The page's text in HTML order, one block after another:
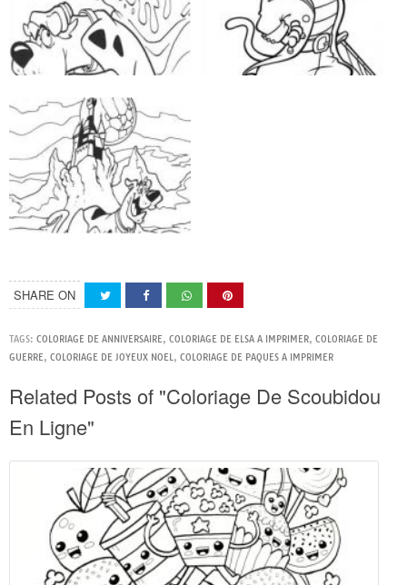
SHARE ON
TAGS: COLORIAGE DE ANNIVERSAIRE, COLORIAGE DE ELSA A IMPRIMER, COLORIAGE DE
GUERRE, COLORIAGE DE JOYEUX NOEL, COLORIAGE DE PAQUES A IMPRIMER
Related Posts of "Coloriage De Scoubidou
En Ligne"